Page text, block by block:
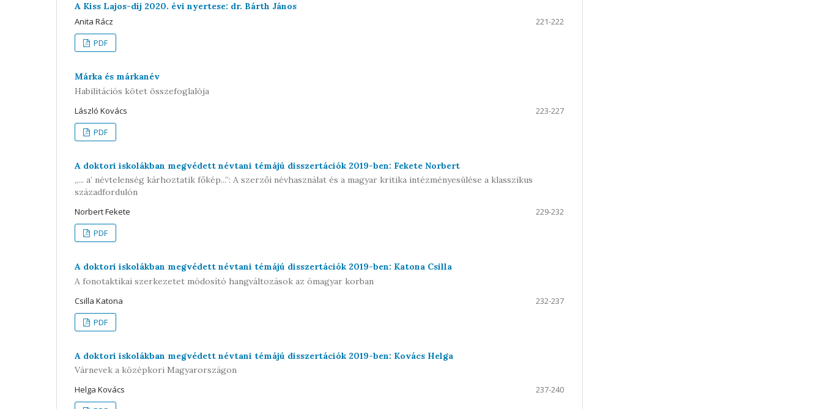
A Kiss Lajos-díj 2020. évi nyertese: dr. Bárth János
Anita Rácz
221-222
PDF
Márka és márkanév
Habilitációs kötet összefoglalója
László Kovács
223-227
PDF
A doktori iskolákban megvédett névtani témájú disszertációk 2019-ben: Fekete Norbert
„... a’ névtelenség kárhoztatik főkép...”: A szerzői névhasználat és a magyar kritika intézményesülése a klasszikus
századfordulón
Norbert Fekete
229-232
PDF
A doktori iskolákban megvédett névtani témájú disszertációk 2019-ben: Katona Csilla
A fonotaktikai szerkezetet módosító hangváltozások az ómagyar korban
Csilla Katona
232-237
PDF
A doktori iskolákban megvédett névtani témájú disszertációk 2019-ben: Kovács Helga
Várnevek a középkori Magyarországon
Helga Kovács
237-240